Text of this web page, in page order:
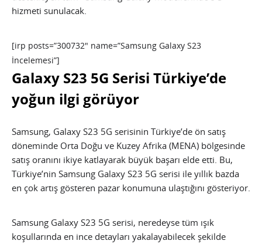
hizmeti sunulacak.
[irp posts=”300732″ name=”Samsung Galaxy S23
İncelemesi”]
Galaxy S23 5G Serisi Türkiye’de
yoğun ilgi görüyor
Samsung, Galaxy S23 5G serisinin Türkiye’de ön satış
döneminde Orta Doğu ve Kuzey Afrika (MENA) bölgesinde
satış oranını ikiye katlayarak büyük başarı elde etti. Bu,
Türkiye’nin Samsung Galaxy S23 5G serisi ile yıllık bazda
en çok artış gösteren pazar konumuna ulaştığını gösteriyor.
Samsung Galaxy S23 5G serisi, neredeyse tüm ışık
koşullarında en ince detayları yakalayabilecek şekilde